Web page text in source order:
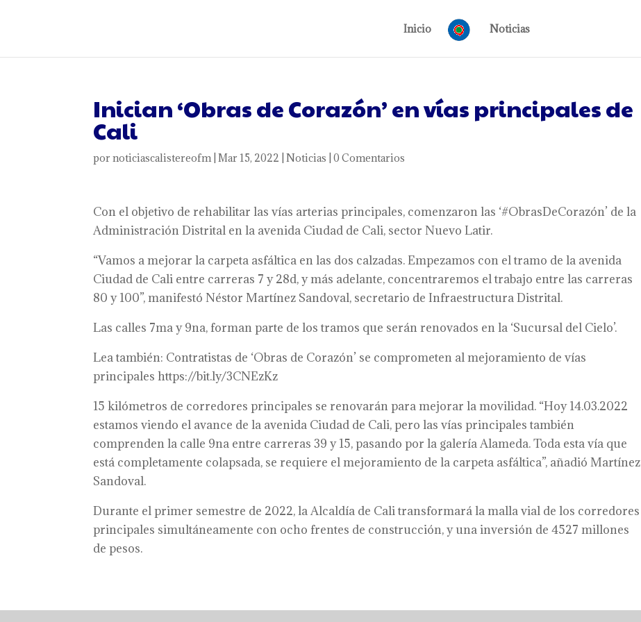
Inicio Noticias
Inician ‘Obras de Corazón’ en vías principales de
Cali
pornoticiascalistereofm|Mar 15, 2022 |Noticias |0 Comentarios
Con el objetivo de rehabilitar las vías arterias principales, comenzaron las ‘#ObrasDeCorazón’ de la
Administración Distrital en la avenida Ciudad de Cali, sector Nuevo Latir.
“Vamos a mejorar la carpeta asfáltica en las dos calzadas. Empezamos con el tramo de la avenida
Ciudad de Cali entre carreras 7 y 28d, y más adelante, concentraremos el trabajo entre las carreras
80 y 100”, manifestó Néstor Martínez Sandoval, secretario de Infraestructura Distrital.
Las calles 7ma y 9na, forman parte de los tramos que serán renovados en la ‘Sucursal del Cielo’.
Lea también: Contratistas de ‘Obras de Corazón’ se comprometen al mejoramiento de vías
principales https://bit.ly/3CNEzKz
15 kilómetros de corredores principales se renovarán para mejorar la movilidad. “Hoy 14.03.2022
estamos viendo el avance de la avenida Ciudad de Cali, pero las vías principales también
comprenden la calle 9na entre carreras 39 y 15, pasando por la galería Alameda. Toda esta vía que
está completamente colapsada, se requiere el mejoramiento de la carpeta asfáltica”, añadió Martínez
Sandoval.
Durante el primer semestre de 2022, la Alcaldía de Cali transformará la malla vial de los corredores
principales simultáneamente con ocho frentes de construcción, y una inversión de 4527 millones
de pesos.